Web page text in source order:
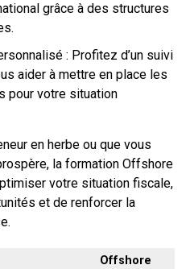
grâce à des structures
: Profitez d’un suivi
aider à mettre en place les
pour votre situation
en herbe ou que vous
la formation Offshore
votre situation fiscale,
et de renforcer la
Offshore